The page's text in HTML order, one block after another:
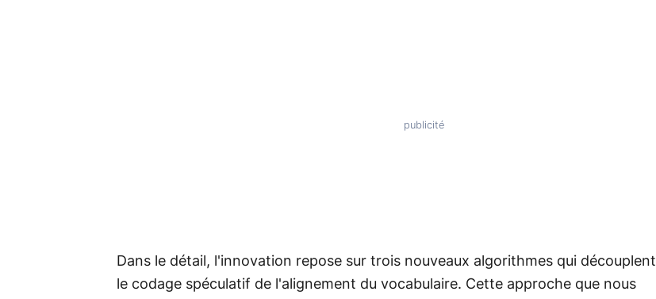
Dans le détail, l'innovation repose sur trois nouveaux algorithmes qui découplent
le codage spéculatif de l'alignement du vocabulaire. Cette approche que nous